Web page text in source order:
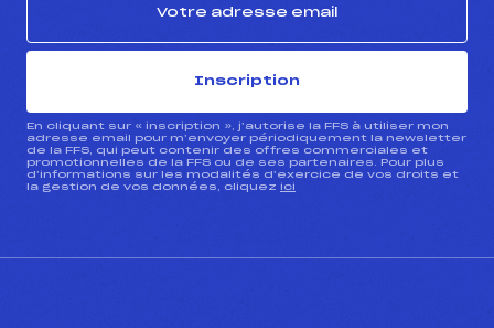
Inscription
En cliquant sur « inscription », j’autorise la FFS à utiliser mon
adresse email pour m’envoyer périodiquement la newsletter
de la FFS, qui peut contenir des offres commerciales et
promotionnelles de la FFS ou de ses partenaires. Pour plus
d’informations sur les modalités d’exercice de vos droits et
la gestion de vos données, cliquez ici